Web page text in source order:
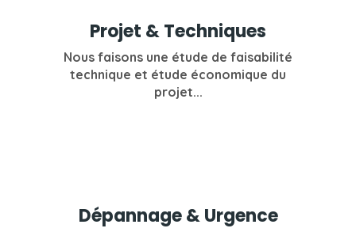
Projet & Techniques
Nous faisons une étude de faisabilité
technique et étude économique du
projet...
Dépannage & Urgence